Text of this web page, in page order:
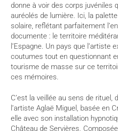
donne à voir des corps juvéniles
auréolés de lumière. Ici, la
solaire, reflétant parfaitement
documente : le territoire
l’Espagne. Un pays que
coutumes tout en questionnant
tourisme de masse sur ce
ces mémoires.
C’est la veillée au sens de rituel,
l’artiste Aglaë Miguel, basée en
elle avec son installation
Château de Servières.